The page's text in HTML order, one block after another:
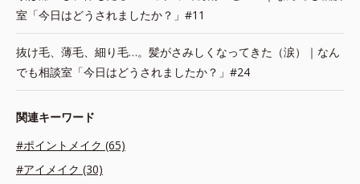
室「今日はどうされましたか？」#11
抜け毛、薄毛、細り毛…。髪がさみしくなってきた（涙）｜なん
でも相談室「今日はどうされましたか？」#24
関連キーワード
#ポイントメイク (65)
#アイメイク (30)